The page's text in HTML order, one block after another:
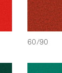
60/90